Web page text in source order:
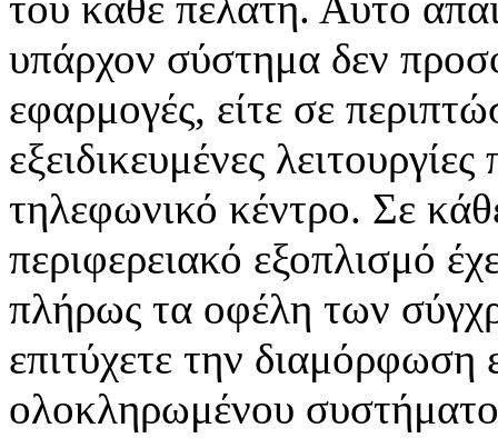
υπάρχον σύστημα δεν
εφαρμογές, είτε σε
εξειδικευμένες
τηλεφωνικό κέντρο. Σε
περιφερειακό εξοπλισμό
πλήρως τα οφέλη των
επιτύχετε την διαμόρφωση
ολοκληρωμένου